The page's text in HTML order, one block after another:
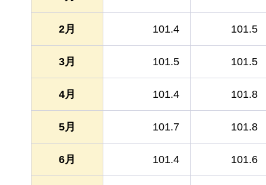
2月 101.4 101.5
3月 101.5 101.5
4月 101.4 101.8
5月 101.7 101.8
6月 101.4 101.6